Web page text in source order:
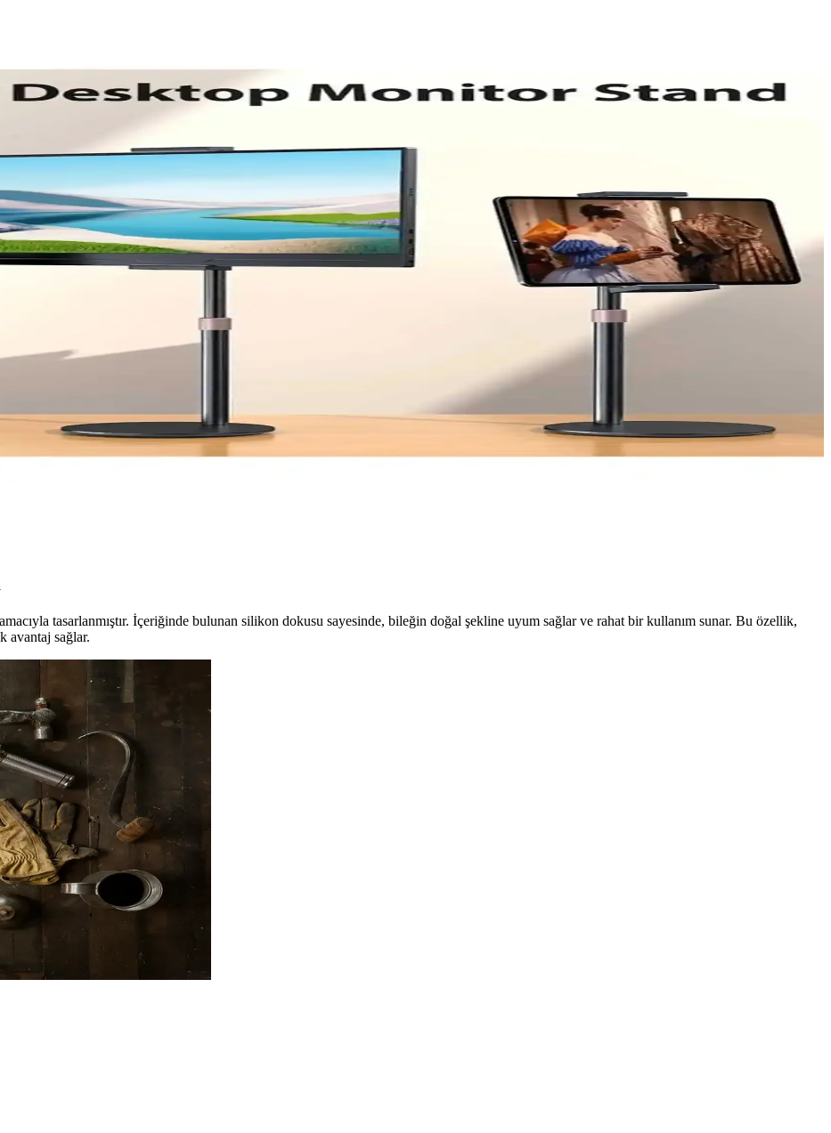
ve Çoklu İşlevsellik Özellikleri
ve çoklu cihaz desteğiyle öne çıkan kablosuz fare, profesyonellerin ve teknoloji tutkunlarının tercih ettiği üstün performans sağlar.
Detaylı Karşılaştırması
kullanım için tercih edilebilir. Bu karşılaştırmada, tasarım, konfor ve performans detaylarıyla analiz edilerek, en uygun seçimi yapmanıza
özellikleri, kullanıcı yorumları ve kullanım alanları karşılaştırılıyor. Hangi fare sizin için daha uygun karar vermenize yardımcı olur.
ve Cihaz Standı Ürün İncelemesi
tasarımı ve ayarlanabilirliği ile okuma ve çalışma deneyimini artırır. Hafif ve dayanıklı yapısıyla çeşitli cihazlara uyum sağlar.
İncelenmesi ve Kullanıcı Yorumları
Tab A7 Lite SM-T220 ile uyum sağlar. Koruma ve kullanım kolaylığı sunar, ergonomik tasarımıyla dikkat çeker.
İncelemesi ve Özellikleri
RGB aydınlatma ve ergonomik tasarımıyla oyun performansını artırır, kullanımı kolay ve dayanıklıdır.
tasarlanmıştır. İçeriğinde bulunan silikon dokusu sayesinde, bileğin doğal şekline uyum sağlar ve rahat bir kullanım sunar. Bu özellik,
avantaj sağlar.